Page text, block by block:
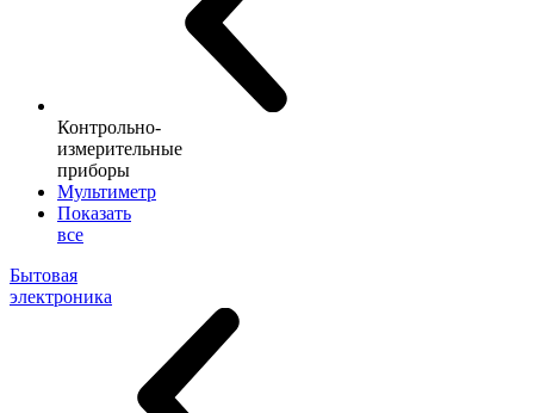
Контрольно-
измерительные
приборы
Мультиметр
Показать
все
Бытовая
электроника